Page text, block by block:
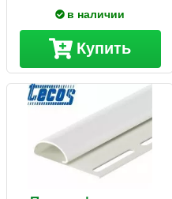
в наличии
Купить